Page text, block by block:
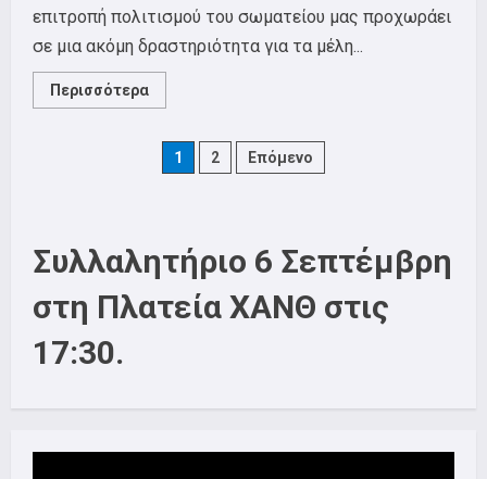
επιτροπή πολιτισμού του σωματείου μας προχωράει
σε μια ακόμη δραστηριότητα για τα μέλη...
Περισσότερα
more
Πολιτισμού
Posts
1 2 Επόμενο
Συλλαλητήριο 6 Σεπτέμβρη
στη Πλατεία ΧΑΝΘ στις
17:30.